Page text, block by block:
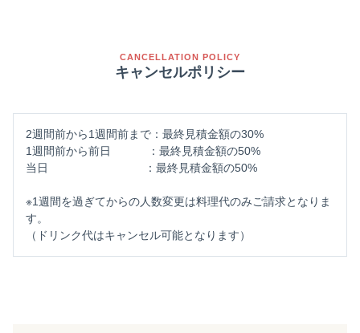
CANCELLATION POLICY
キャンセルポリシー
2週間前から1週間前まで：最終見積金額の30%
1週間前から前日 ：最終見積金額の50%
当日 ：最終見積金額の50%
※1週間を過ぎてからの人数変更は料理代のみご請求となりま
す。
（ドリンク代はキャンセル可能となります）